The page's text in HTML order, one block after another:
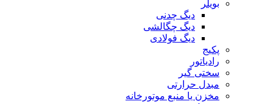
بویلر
دیگ چدنی
دیگ چگالشی
دیگ فولادی
پکیج
رادیاتور
سختی گیر
مبدل حرارتی
مخزن یا منبع موتورخانه